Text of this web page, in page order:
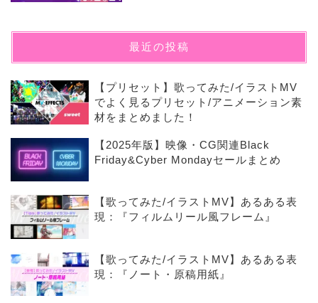
最近の投稿
【プリセット】歌ってみた/イラストMV
でよく見るプリセット/アニメーション素
材をまとめました！
【2025年版】映像・CG関連Black
Friday&Cyber Mondayセールまとめ
【歌ってみた/イラストMV】あるある表
現：『フィルムリール風フレーム』
【歌ってみた/イラストMV】あるある表
現：『ノート・原稿用紙』